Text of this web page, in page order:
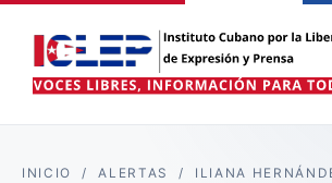
INICIO /ALERTAS / ILIANA